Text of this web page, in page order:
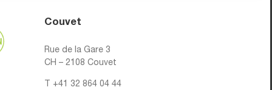
Couvet
Rue de la Gare 3
CH – 2108 Couvet
T +41 32 864 04 44